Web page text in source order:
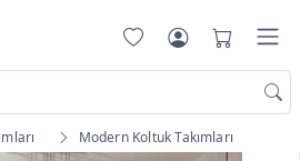
Modern Koltuk Takımları